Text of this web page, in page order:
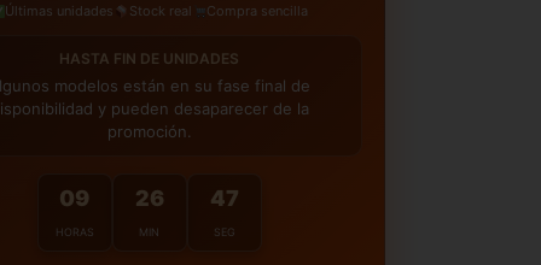
Últimas unidades Stock real Compra sencilla
HASTA FIN DE UNIDADES
modelos están en su fase final de
y pueden desaparecer de la
promoción.
09
HORAS
26
MIN
45
SEG